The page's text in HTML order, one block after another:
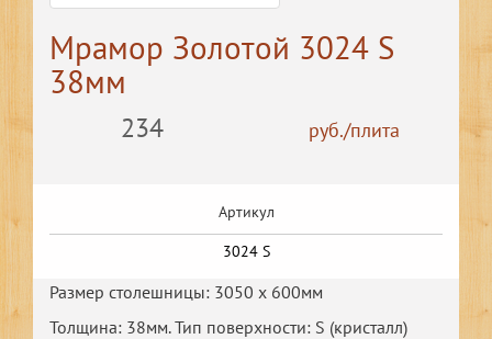
Мрамор Золотой 3024 S
38мм
234 руб./плита
Артикул
3024 S
Размер столешницы: 3050 х 600мм
Толщина: 38мм. Тип поверхности: S (кристалл)